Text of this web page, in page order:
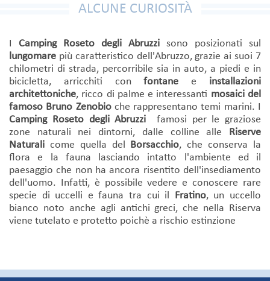
ALCUNE CURIOSITÀ
I Camping Roseto degli Abruzzi sono posizionati sul
lungomare più caratteristico dell'Abruzzo, grazie ai suoi 7
chilometri di strada, percorribile sia in auto, a piedi e in
bicicletta, arricchiti confontane e installazioni
architettoniche, ricco di palme e interessanti mosaici del
famoso Bruno Zenobioche rappresentano temi marini. I
Camping Roseto degli Abruzzi
famosi per le graziose
zone naturali nei dintorni, dalle colline alle Riserve
Naturali come quella del Borsacchio, che conserva la
flora e la fauna lasciando intatto l'ambiente ed il
paesaggio che non ha ancora risentito dell'insediamento
dell'uomo. Infatti, è possibile vedere e conoscere rare
specie di uccelli e fauna tra cui il Fratino, un uccello
bianco noto anche agli antichi greci, che nella Riserva
viene tutelato e protetto poichè a rischio estinzione